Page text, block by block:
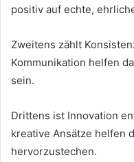
positiv auf echte,
Zweitens zählt
Kommunikation helfen
sein.
Drittens ist Innovation
kreative Ansätze helfen
hervorzustechen.